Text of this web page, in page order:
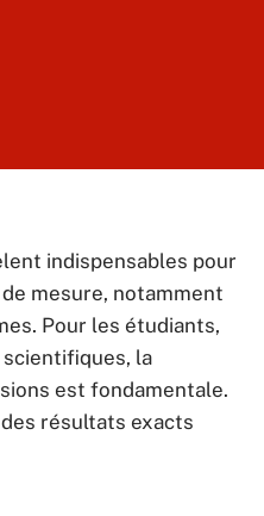
indispensables pour
mesure, notamment
Pour les étudiants,
la
est fondamentale.
résultats exacts